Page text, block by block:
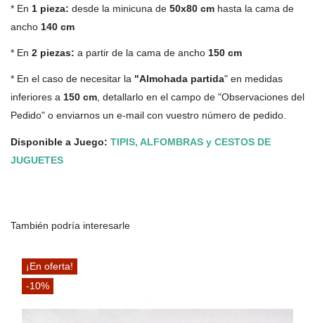
* En 1 pieza: desde la minicuna de 50x80 cm hasta la cama de
ancho 140 cm
* En 2 piezas: a partir de la cama de ancho 150 cm
* En el caso de necesitar la "Almohada partida" en medidas
inferiores a 150 cm, detallarlo en el campo de "Observaciones del
Pedido" o enviarnos un e-mail con vuestro número de pedido.
Disponible a Juego: TIPIS, ALFOMBRAS y CESTOS DE
JUGUETES
También podría interesarle
¡En oferta!
-10%